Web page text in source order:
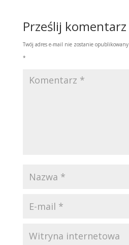
Prześlij komentarz
Twój adres e-mail nie zostanie opublikowany.
*